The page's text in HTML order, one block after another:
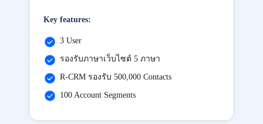
Key features:
3 User
รองรับภาษาเว็บไซต์ 5 ภาษา
R-CRM รองรับ 500,000 Contacts
100 Account Segments